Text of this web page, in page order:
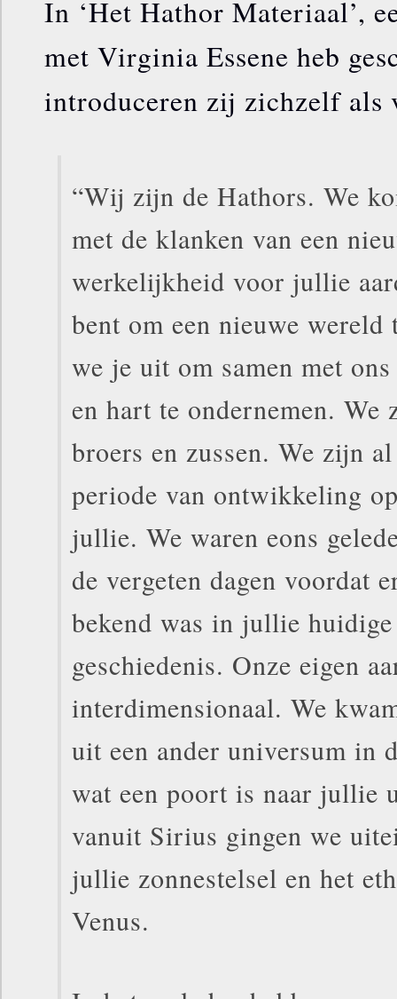
In ‘Het Hathor Materiaal’,
met Virginia Essene heb
introduceren zij zichzelf als
“Wij zijn de Hathors. We
met de klanken van een
werkelijkheid voor jullie
bent om een nieuwe wereld
we je uit om samen met
en hart te ondernemen.
broers en zussen. We zijn
periode van ontwikkeling
jullie. We waren eons
de vergeten dagen voordat
bekend was in jullie huidige
geschiedenis. Onze eigen
interdimensionaal. We
uit een ander universum in
wat een poort is naar jullie
vanuit Sirius gingen we
jullie zonnestelsel en het
Venus.